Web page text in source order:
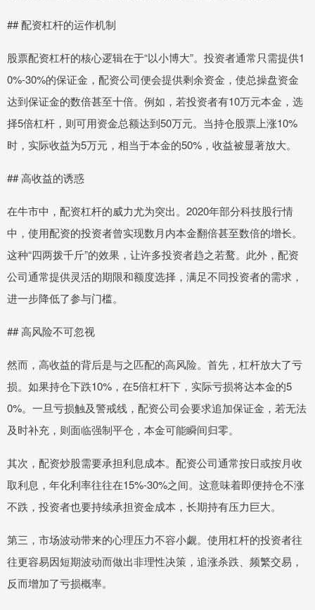
## 配资杠杆的运作机制
股票配资杠杆的核心逻辑在于“以小博大”。投资者通常只需提供1
0%-30%的保证金，配资公司便会提供剩余资金，使总操盘资金
达到保证金的数倍甚至十倍。例如，若投资者有10万元本金，选
择5倍杠杆，则可用资金总额达到50万元。当持仓股票上涨10%
时，实际收益为5万元，相当于本金的50%，收益被显著放大。
## 高收益的诱惑
在牛市中，配资杠杆的威力尤为突出。2020年部分科技股行情
中，使用配资的投资者曾实现数月内本金翻倍甚至数倍的增长。
这种“四两拨千斤”的效果，让许多投资者趋之若鹜。此外，配资
公司通常提供灵活的期限和额度选择，满足不同投资者的需求，
进一步降低了参与门槛。
## 高风险不可忽视
然而，高收益的背后是与之匹配的高风险。首先，杠杆放大了亏
损。如果持仓下跌10%，在5倍杠杆下，实际亏损将达本金的5
0%。一旦亏损触及警戒线，配资公司会要求追加保证金，若无法
及时补充，则面临强制平仓，本金可能瞬间归零。
其次，配资炒股需要承担利息成本。配资公司通常按日或按月收
取利息，年化利率往往在15%-30%之间。这意味着即便持仓不涨
不跌，投资者也要持续承担资金成本，长期持有压力巨大。
第三，市场波动带来的心理压力不容小觑。使用杠杆的投资者往
往更容易因短期波动而做出非理性决策，追涨杀跌、频繁交易，
反而增加了亏损概率。